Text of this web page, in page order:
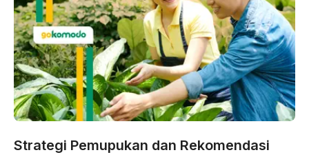
Strategi Pemupukan dan Rekomendasi